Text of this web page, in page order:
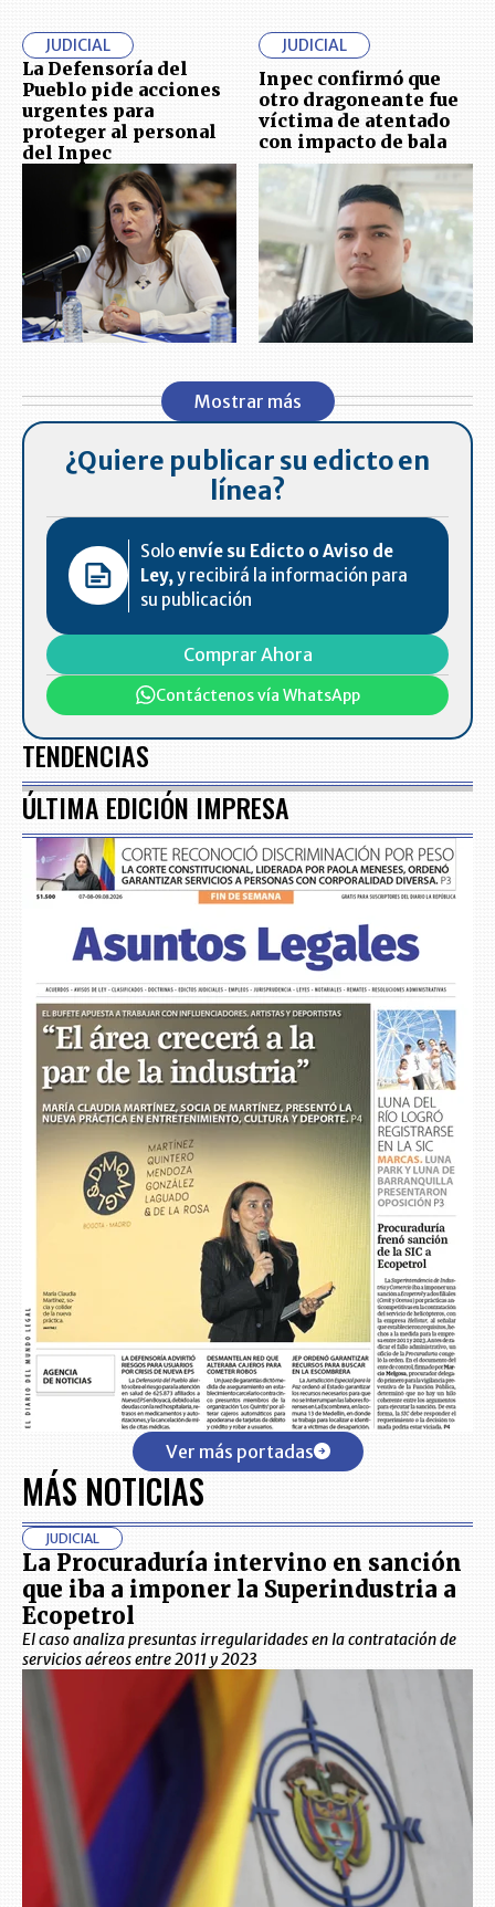
JUDICIAL
La Defensoría del
Pueblo pide acciones
urgentes para
proteger al personal
del Inpec
JUDICIAL
Inpec confirmó que
otro dragoneante fue
víctima de atentado
con impacto de bala
Mostrar más
¿Quiere publicar su edicto en
línea?
Solo envíe su Edicto o Aviso de
Ley,y recibirá la información para
su publicación
Comprar Ahora
Contáctenos vía WhatsApp
TENDENCIAS
ÚLTIMA EDICIÓN IMPRESA
Ver más portadas
MÁS NOTICIAS
JUDICIAL
La Procuraduría intervino en sanción
que iba a imponer la Superindustria a
Ecopetrol
El caso analiza presuntas irregularidades en la contratación de
servicios aéreos entre 2011 y 2023